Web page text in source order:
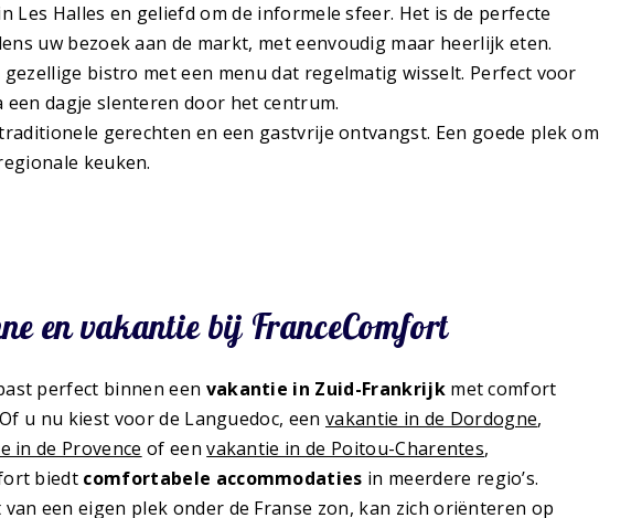
Les Halles en geliefd om de informele sfeer. Het is de perfecte
uw bezoek aan de markt, met eenvoudig maar heerlijk eten.
gezellige bistro met een menu dat regelmatig wisselt. Perfect voor
dagje slenteren door het centrum.
gerechten en een gastvrije ontvangst. Een goede plek om
keuken.
en vakantie bij FranceComfort
perfect binnen een vakantie in Zuid-Frankrijkmet comfort
u nu kiest voor de Languedoc, eenvakantie in de Dordogne,
in de Provence of eenvakantie in de Poitou-Charentes,
biedt comfortabele accommodaties in meerdere regio’s.
een eigen plek onder de Franse zon, kan zich oriënteren op